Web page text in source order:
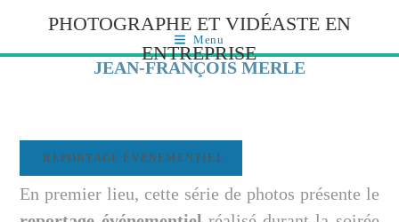
PHOTOGRAPHE ET VIDÉASTE EN
ENTREPRISE
JEAN-FRANÇOIS MERLE
Menu
REPORTAGE ÉVÉNEMENTIEL
En premier lieu, cette série de photos présente le